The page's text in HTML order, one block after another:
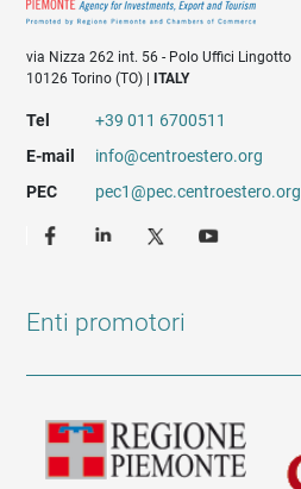
via Nizza 262 int. 56 - Polo Uffici Lingotto
10126 Torino (TO) |
ITALY
Tel
+39 011 6700511
E-mail
info@centroestero.org
PEC
pec1@pec.centroestero.org
Enti promotori